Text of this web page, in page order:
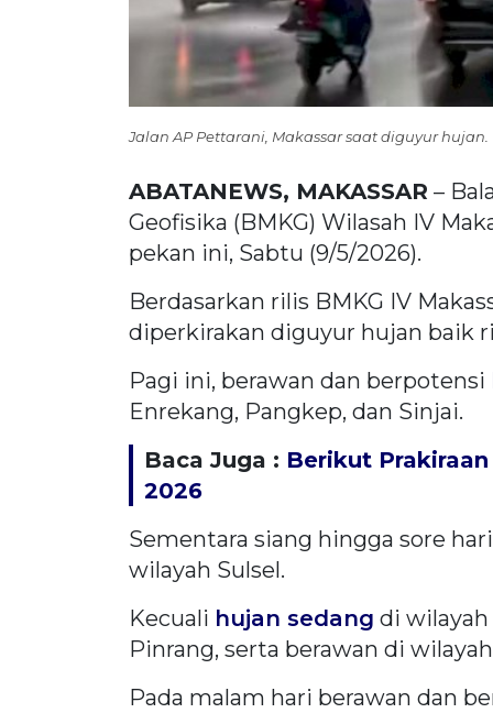
Jalan AP Pettarani, Makassar saat diguyur hujan.
ABATANEWS, MAKASSAR –
Geofisika (BMKG) Wilasah IV
pekan ini, Sabtu (9/5/2026).
Berdasarkan rilis BMKG IV
diperkirakan diguyur hujan baik
Pagi ini, berawan dan berpotensi
Enrekang, Pangkep, dan Sinjai.
Baca Juga : Berikut Prakiraan
2026
Sementara siang hingga sore
wilayah Sulsel.
Kecuali hujan sedang di wilayah
Pinrang, serta berawan di
Pada malam hari berawan dan